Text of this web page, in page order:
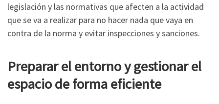
legislación y las normativas que afecten a la actividad
que se va a realizar para no hacer nada que vaya en
contra de la norma y evitar inspecciones y sanciones.
Preparar el entorno y gestionar el
espacio de forma eficiente